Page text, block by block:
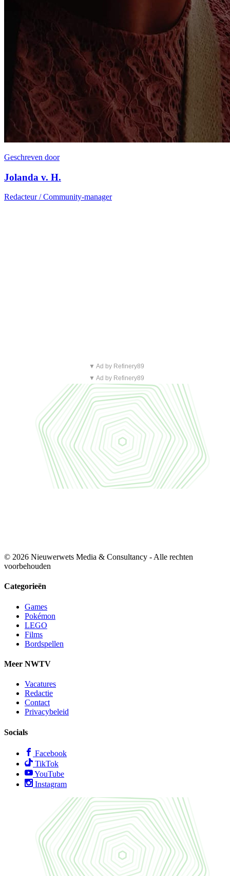
Geschreven door
Jolanda v. H.
Redacteur / Community-manager
▼ Ad by Refinery89
▼ Ad by Refinery89
© 2026 Nieuwerwets Media & Consultancy - Alle rechten
voorbehouden
Categorieën
Games
Pokémon
LEGO
Films
Bordspellen
Meer NWTV
Vacatures
Redactie
Contact
Privacybeleid
Socials
Facebook
TikTok
YouTube
Instagram